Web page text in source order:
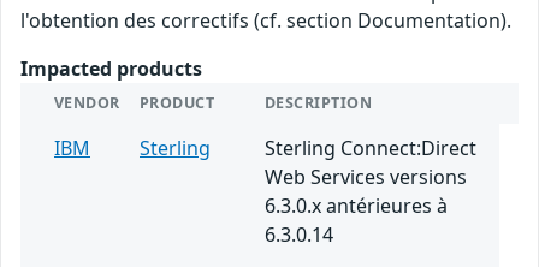
l'obtention des correctifs (cf. section Documentation).
Impacted products
VENDOR PRODUCT DESCRIPTION
IBM Sterling
Sterling Connect:Direct
Web Services versions
6.3.0.x antérieures à
6.3.0.14